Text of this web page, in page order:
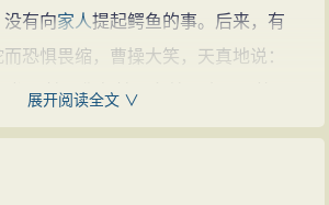
断》中评其为“妙品”。
(60篇) 曹操的名句(12条)
有向家人提起鳄鱼的事。后来，有
恐惧畏缩，曹操大笑，天真地说：
都不怕，你却怕一条蛇，真是可笑！”
相告，无不惊叹少年曹操的胆略。
张让的府邸试图行刺，张让发
展开阅读全文 ∨